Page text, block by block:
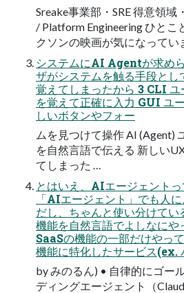
Sreake事業部・SRE 得意領域
/ Platform Engineering ひとこ
クソンの映画が気になってい
システムにAI Agentが求め
ザがシステムを触る手段と
覚えてしまったから 3 CLI
を覚えて正確に入力 GUI ユ
しいボタンやフォー
ムを見つけて操作 AI (Agent)
を自然言語で伝える 新しい
てしまった …
とはいえ、AIエージェント
「AIエージェント」でも人
だし、ちゃんと使い分けてい
機能を自然言語でよしなに
SaaSの機能の一部だけやっ
機能に特化したサービス(ex.
by みのるん) • 自律的にゴー
ディングエージェント（